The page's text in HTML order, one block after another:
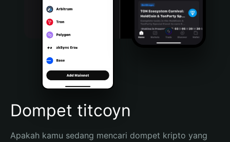
Bahasa Indonesia
Português (Brasil)
Español (Argentina)
Dompet titcoyn
Apakah kamu sedang mencari dompet kripto yang